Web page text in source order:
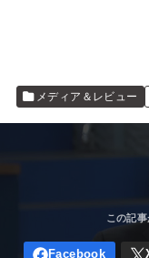
メディア＆レビュー